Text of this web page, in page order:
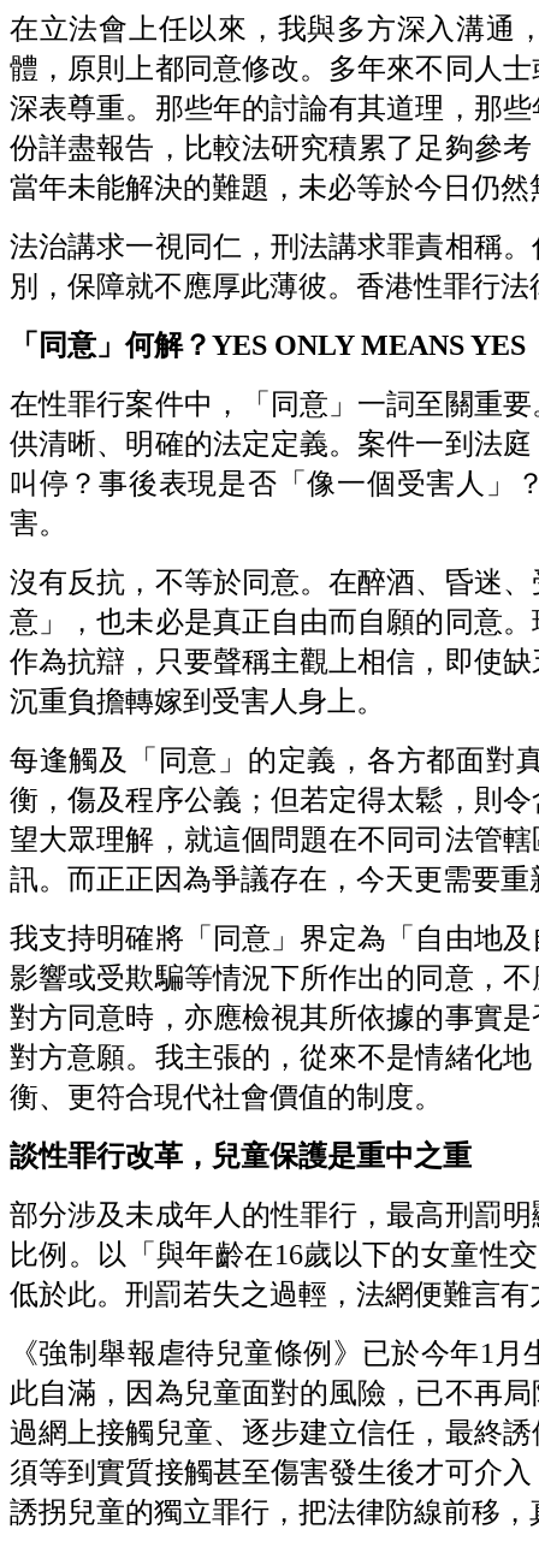
在立法會上任以來，我與多方深入溝通
體，原則上都同意修改。多年來不同人
深表尊重。那些年的討論有其道理，那
份詳盡報告，比較法研究積累了足夠參
當年未能解決的難題，未必等於今日仍
法治講求一視同仁，刑法講求罪責相稱
別，保障就不應厚此薄彼。香港性罪行
「同意」何解？YES ONLY MEANS YES
在性罪行案件中，「同意」一詞至關重
供清晰、明確的法定定義。案件一到法
叫停？事後表現是否「像一個受害人」
害。
沒有反抗，不等於同意。在醉酒、昏迷
意」，也未必是真正自由而自願的同意
作為抗辯，只要聲稱主觀上相信，即使
沉重負擔轉嫁到受害人身上。
每逢觸及「同意」的定義，各方都面對
衡，傷及程序公義；但若定得太鬆，則
望大眾理解，就這個問題在不同司法管
訊。而正正因為爭議存在，今天更需要
我支持明確將「同意」界定為「自由地
影響或受欺騙等情況下所作出的同意，
對方同意時，亦應檢視其所依據的事實
對方意願。我主張的，從來不是情緒化
衡、更符合現代社會價值的制度。
談性罪行改革，兒童保護是重中之重
部分涉及未成年人的性罪行，最高刑罰
比例。以「與年齡在16歲以下的女童性
低於此。刑罰若失之過輕，法網便難言
《強制舉報虐待兒童條例》已於今年1
此自滿，因為兒童面對的風險，已不再
過網上接觸兒童、逐步建立信任，最終
須等到實質接觸甚至傷害發生後才可介
誘拐兒童的獨立罪行，把法律防線前移